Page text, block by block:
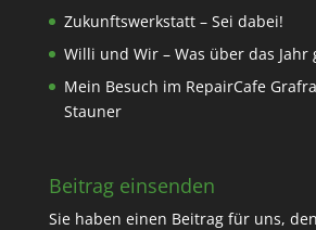
Zukunftswerkstatt – Sei dabei!
Willi und Wir – Was über das Jahr
Mein Besuch im RepairCafe
Stauner
Beitrag einsenden
Sie haben einen Beitrag für uns,